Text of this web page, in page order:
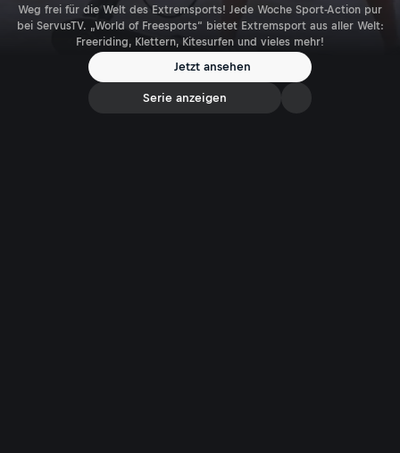
Weg frei für die Welt des Extremsports! Jede Woche Sport-Action pur
bei ServusTV. „World of Freesports“ bietet Extremsport aus aller Welt:
Freeriding, Klettern, Kitesurfen und vieles mehr!
Jetzt ansehen
Serie anzeigen